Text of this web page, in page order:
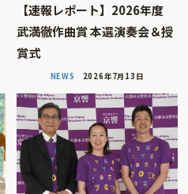
【速報レポート】2026年度
武満徹作曲賞 本選演奏会＆授
賞式
NEWS 2026年7月13日